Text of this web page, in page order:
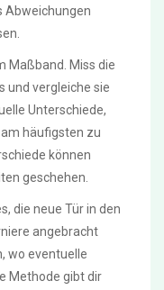
Abweichungen
Maßband. Miss die
und vergleiche sie
Unterschiede,
häufigsten zu
können
geschehen.
die neue Tür in den
angebracht
wo eventuelle
Methode gibt dir